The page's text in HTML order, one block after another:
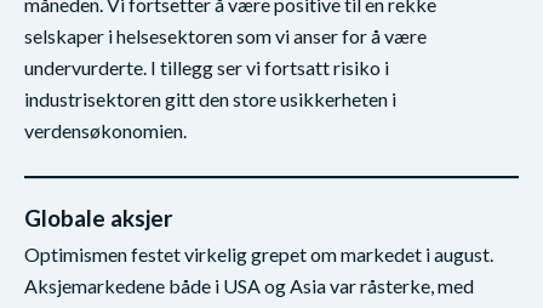
selskaper i helsesektoren som vi anser for å være
undervurderte. I tillegg ser vi fortsatt risiko i
industrisektoren gitt den store usikkerheten i
verdensøkonomien.
Globale aksjer
Optimismen festet virkelig grepet om markedet i august.
Aksjemarkedene både i USA og Asia var råsterke, med